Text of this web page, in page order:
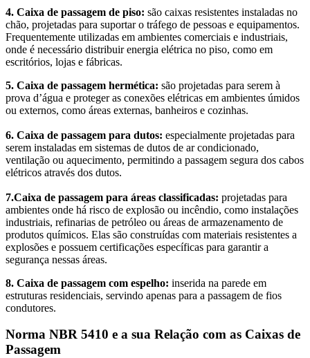
4. Caixa de passagem de piso: são caixas resistentes instaladas no
chão, projetadas para suportar o tráfego de pessoas e equipamentos.
Frequentemente utilizadas em ambientes comerciais e industriais,
onde é necessário distribuir energia elétrica no piso, como em
escritórios, lojas e fábricas.
5. Caixa de passagem hermética: são projetadas para serem à
prova d’água e proteger as conexões elétricas em ambientes úmidos
ou externos, como áreas externas, banheiros e cozinhas.
6. Caixa de passagem para dutos: especialmente projetadas para
serem instaladas em sistemas de dutos de ar condicionado,
ventilação ou aquecimento, permitindo a passagem segura dos cabos
elétricos através dos dutos.
7.Caixa de passagem para áreas classificadas: projetadas para
ambientes onde há risco de explosão ou incêndio, como instalações
industriais, refinarias de petróleo ou áreas de armazenamento de
produtos químicos. Elas são construídas com materiais resistentes a
explosões e possuem certificações específicas para garantir a
segurança nessas áreas.
8. Caixa de passagem com espelho: inserida na parede em
estruturas residenciais, servindo apenas para a passagem de fios
condutores.
Norma NBR 5410 e a sua Relação com as Caixas de
Passagem